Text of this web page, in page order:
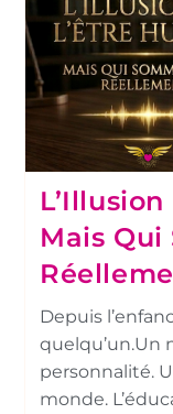
Mais Qui
Depuis
quelqu’un.Un
personnalité.
monde.